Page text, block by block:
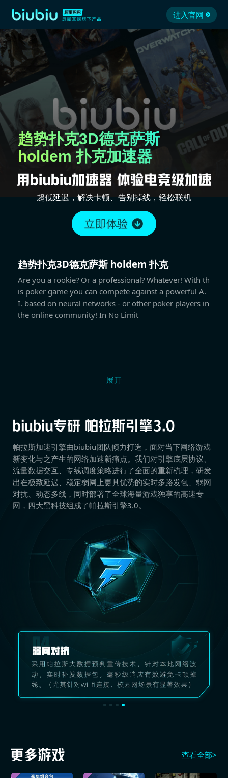
进入官网
趋势扑克3D德克萨斯
holdem 扑克加速器
超低延迟，解决卡顿、告别掉线，轻松联机
趋势扑克3D德克萨斯 holdem 扑克
Are you a rookie? Or a professional? Whatever! With th
is poker game you can compete against a powerful A.
I. based on neural networks - or other poker players in
the online community! In No Limit
展开
帕拉斯加速引擎由biubiu团队倾力打造，面对当下网络游戏
新变化与之产生的网络加速新痛点。我们对引擎底层协议、
流量数据交互、专线调度策略进行了全面的重新梳理，研发
出在极致延迟、稳定弱网上更具优势的实时多路发包、弱网
对抗、动态多线，同时部署了全球海量游戏独享的高速专
网，四大黑科技组成了帕拉斯引擎3.0。
查看全部>